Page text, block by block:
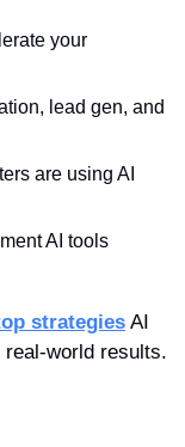
your
lead gen, and
are using AI
AI tools
strategies AI
world results.